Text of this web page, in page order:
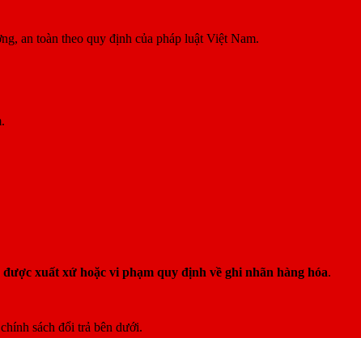
an toàn theo quy định của pháp luật Việt Nam.
xuất xứ hoặc vi phạm quy định về ghi nhãn hàng hóa.
sách đổi trả bên dưới.